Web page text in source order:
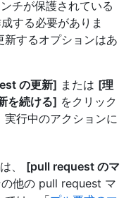
チが保護されている
する必要がありま
するオプションはあ
の更新] または [理
を続ける] をクリック
行中のアクションに
、 [pull request のマ
他の pull request マ